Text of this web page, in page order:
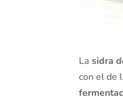
La sidra
con el de